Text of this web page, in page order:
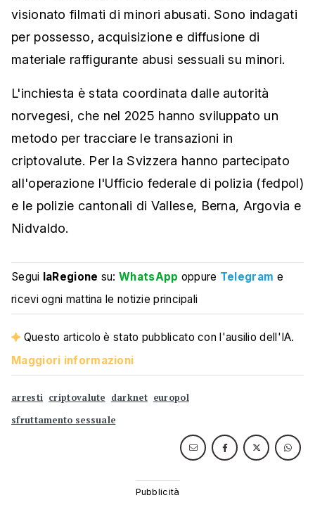
visionato filmati di minori abusati. Sono indagati
per possesso, acquisizione e diffusione di
materiale raffigurante abusi sessuali su minori.
L'inchiesta è stata coordinata dalle autorità
norvegesi, che nel 2025 hanno sviluppato un
metodo per tracciare le transazioni in
criptovalute. Per la Svizzera hanno partecipato
all'operazione l'Ufficio federale di polizia (fedpol)
e le polizie cantonali di Vallese, Berna, Argovia e
Nidvaldo.
Segui laRegione su:WhatsApp oppure Telegram e
ricevi ogni mattina le notizie principali
Questo articolo è stato pubblicato con l'ausilio dell'IA.
Maggiori informazioni
arresti criptovalute darknet europol
sfruttamento sessuale